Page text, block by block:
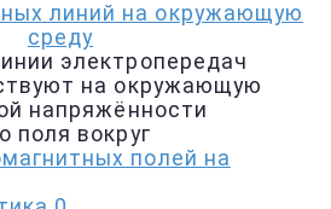
линий на окружающую
среду
электропередач
на окружающую
напряжённости
поля вокруг